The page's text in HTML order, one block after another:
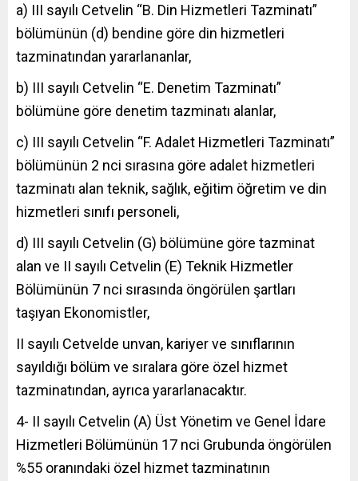
a) III sayılı Cetvelin “B. Din Hizmetleri Tazminatı”
bölümünün (d) bendine göre din hizmetleri
tazminatından yararlananlar,
b) III sayılı Cetvelin “E. Denetim Tazminatı”
bölümüne göre denetim tazminatı alanlar,
c) III sayılı Cetvelin “F. Adalet Hizmetleri Tazminatı”
bölümünün 2 nci sırasına göre adalet hizmetleri
tazminatı alan teknik, sağlık, eğitim öğretim ve din
hizmetleri sınıfı personeli,
d) III sayılı Cetvelin (G) bölümüne göre tazminat
alan ve II sayılı Cetvelin (E) Teknik Hizmetler
Bölümünün 7 nci sırasında öngörülen şartları
taşıyan Ekonomistler,
II sayılı Cetvelde unvan, kariyer ve sınıflarının
sayıldığı bölüm ve sıralara göre özel hizmet
tazminatından, ayrıca yararlanacaktır.
4- II sayılı Cetvelin (A) Üst Yönetim ve Genel İdare
Hizmetleri Bölümünün 17 nci Grubunda öngörülen
%55 oranındaki özel hizmet tazminatının